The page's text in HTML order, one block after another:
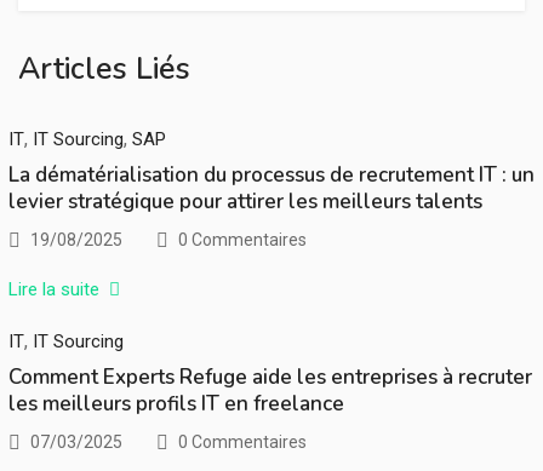
Articles Liés
IT, IT Sourcing, SAP
La dématérialisation du processus de recrutement IT : un
levier stratégique pour attirer les meilleurs talents
19/08/2025 0 Commentaires
Lire la suite
IT, IT Sourcing
Comment Experts Refuge aide les entreprises à recruter
les meilleurs profils IT en freelance
07/03/2025 0 Commentaires